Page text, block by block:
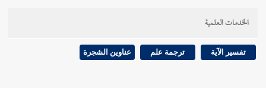
الخدمات العلمية
تفسير الآية ترجمة علم عناوين الشجرة